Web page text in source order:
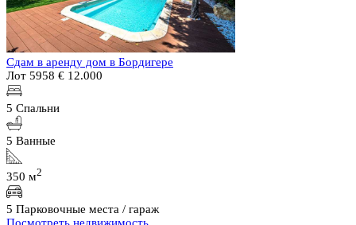
Сдам в аренду дом в Бордигере
Лот 5958 € 12.000
5 Спальни
5 Ванные
350 м2
5 Парковочные места / гараж